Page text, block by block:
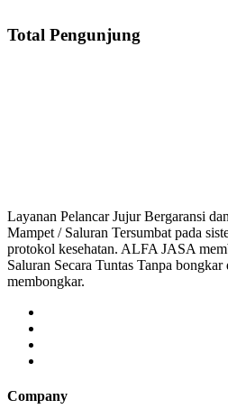
Total Pengunjung
Layanan Pelancar Jujur Bergaransi
Mampet / Saluran Tersumbat pada
protokol kesehatan. ALFA JASA
Saluran Secara Tuntas Tanpa
membongkar.
Company